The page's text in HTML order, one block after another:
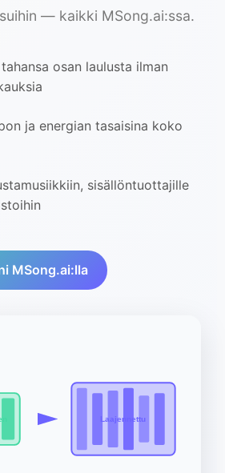
— kaikki MSong.ai:ssa.
osan laulusta ilman
ja energian tasaisina koko
sisällöntuottajille
MSong.ai:lla
Laajennettu